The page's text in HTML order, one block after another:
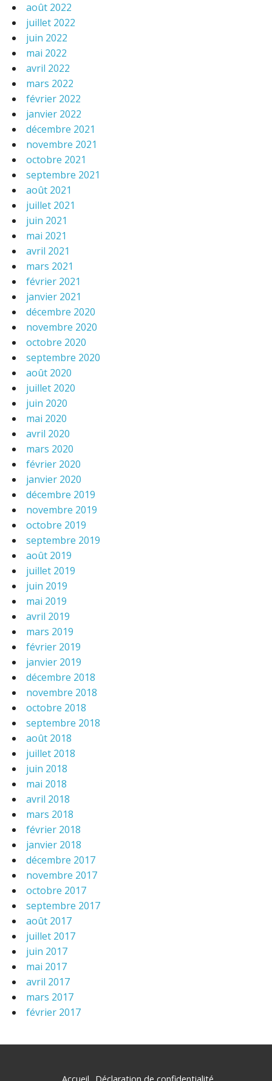
août 2022
juillet 2022
juin 2022
mai 2022
avril 2022
mars 2022
février 2022
janvier 2022
décembre 2021
novembre 2021
octobre 2021
septembre 2021
août 2021
juillet 2021
juin 2021
mai 2021
avril 2021
mars 2021
février 2021
janvier 2021
décembre 2020
novembre 2020
octobre 2020
septembre 2020
août 2020
juillet 2020
juin 2020
mai 2020
avril 2020
mars 2020
février 2020
janvier 2020
décembre 2019
novembre 2019
octobre 2019
septembre 2019
août 2019
juillet 2019
juin 2019
mai 2019
avril 2019
mars 2019
février 2019
janvier 2019
décembre 2018
novembre 2018
octobre 2018
septembre 2018
août 2018
juillet 2018
juin 2018
mai 2018
avril 2018
mars 2018
février 2018
janvier 2018
décembre 2017
novembre 2017
octobre 2017
septembre 2017
août 2017
juillet 2017
juin 2017
mai 2017
avril 2017
mars 2017
février 2017